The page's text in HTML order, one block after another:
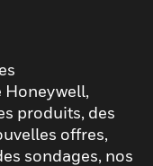
produits, des
offres,
sondages, nos